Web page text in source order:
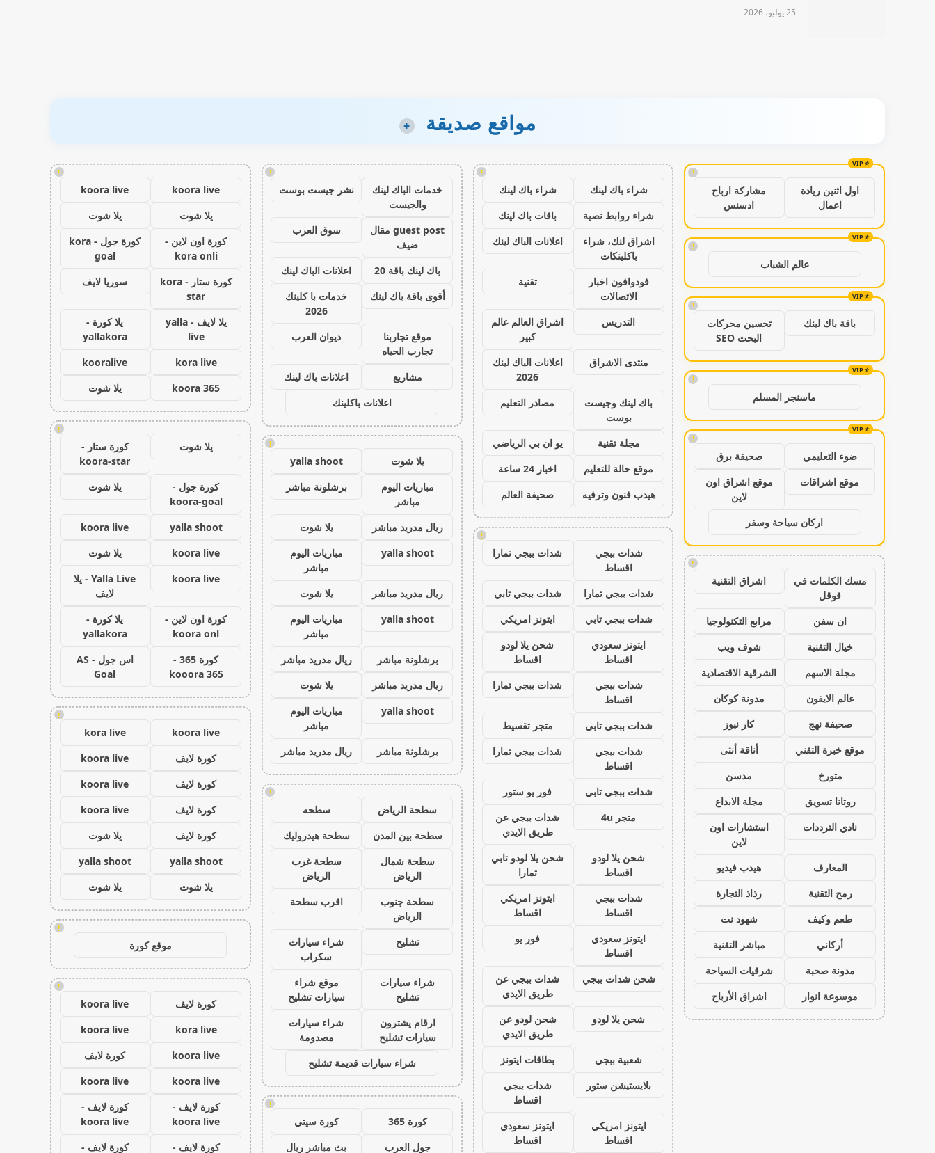
25 يوليو، 2026
مواقع صديقة +
!
اول اثنين ريادة
اعمال
مشاركة ارباح
ادسنس
!
عالم الشباب
!
باقة باك لينك
تحسين محركات
البحث SEO
!
ماسنجر المسلم
!
ضوء التعليمي
صحيفة برق
موقع اشراقات
موقع اشراق اون
لاين
اركان سياحة وسفر
!
مسك الكلمات في
قوقل
اشراق التقنية
ان سفن
مرابع التكنولوجيا
خيال التقنية
شوف ويب
مجلة الاسهم
الشرقية الاقتصادية
عالم الايفون
مدونة كوكان
صحيفة نهج
كار نيوز
موقع خبرة التقني
أناقة أنثى
متورخ
مدسن
روتانا تسويق
مجلة الابداع
نادي الترددات
استشارات اون
لاين
المعارف
هيدب فيديو
رمح التقنية
رذاذ التجارة
طعم وكيف
شهود نت
أركاني
مباشر التقنية
مدونة صحبة
شرقيات السياحة
موسوعة انوار
اشراق الأرباح
!
شراء باك لينك
شراء باك لينك
شراء روابط نصية
باقات باك لينك
اشراق لنك، شراء
باكلينكات
اعلانات الباك لينك
فودوافون اخبار
الاتصالات
تقنية
التدريس
اشراق العالم عالم
كبير
منتدى الاشراق
اعلانات الباك لينك
2026
باك لينك وجيست
بوست
مصادر التعليم
مجلة تقنية
يو ان بي الرياضي
موقع حالة للتعليم
اخبار 24 ساعة
هيدب فنون وترفيه
صحيفة العالم
!
شدات ببجي
اقساط
شدات ببجي تمارا
شدات ببجي تمارا
شدات ببجي تابي
شدات ببجي تابي
ايتونز امريكي
ايتونز سعودي
اقساط
شحن يلا لودو
اقساط
شدات ببجي
اقساط
شدات ببجي تمارا
شدات ببجي تابي
متجر تقسيط
شدات ببجي
اقساط
شدات ببجي تمارا
شدات ببجي تابي
فور يو ستور
متجر 4u
شدات ببجي عن
طريق الايدي
شحن يلا لودو
اقساط
شحن يلا لودو تابي
تمارا
شدات ببجي
اقساط
ايتونز امريكي
اقساط
ايتونز سعودي
اقساط
فور يو
شحن شدات ببجي
شدات ببجي عن
طريق الايدي
شحن يلا لودو
شحن لودو عن
طريق الايدي
شعبية ببجي
بطاقات ايتونز
بلايستيشن ستور
شدات ببجي
اقساط
ايتونز امريكي
اقساط
ايتونز سعودي
اقساط
!
خدمات الباك لينك
والجيست
نشر جيست بوست
guest post مقال
ضيف
سوق العرب
باك لينك باقة 20
اعلانات الباك لينك
أقوى باقة باك لينك
خدمات با كلينك
2026
موقع تجاربنا
تجارب الحياه
ديوان العرب
مشاريع
اعلانات باك لينك
اعلانات باكلينك
!
يلا شوت
yalla shoot
مباريات اليوم
مباشر
برشلونة مباشر
ريال مدريد مباشر
يلا شوت
yalla shoot
مباريات اليوم
مباشر
ريال مدريد مباشر
يلا شوت
yalla shoot
مباريات اليوم
مباشر
برشلونة مباشر
ريال مدريد مباشر
ريال مدريد مباشر
يلا شوت
yalla shoot
مباريات اليوم
مباشر
برشلونة مباشر
ريال مدريد مباشر
!
سطحة الرياض
سطحه
سطحة بين المدن
سطحة هيدروليك
سطحة شمال
الرياض
سطحة غرب
الرياض
سطحة جنوب
الرياض
اقرب سطحة
تشليح
شراء سيارات
سكراب
شراء سيارات
تشليح
موقع شراء
سيارات تشليح
ارقام يشترون
سيارات تشليح
شراء سيارات
مصدومة
شراء سيارات قديمة تشليح
!
كورة 365
كورة سيتي
جول العرب
بث مباشر ريال
!
koora live
koora live
يلا شوت
يلا شوت
كورة اون لاين -
kora onli
كورة جول - kora
goal
كورة ستار - kora
star
سوريا لايف
يلا لايف - yalla
live
يلا كورة -
yallakora
kora live
kooralive
koora 365
يلا شوت
!
يلا شوت
كورة ستار -
koora-star
كورة جول -
koora-goal
يلا شوت
yalla shoot
koora live
koora live
يلا شوت
koora live
Yalla Live - يلا
لايف
كورة اون لاين -
koora onl
يلا كورة -
yallakora
كورة 365 -
kooora 365
اس جول - AS
Goal
!
koora live
kora live
كورة لايف
koora live
كورة لايف
koora live
كورة لايف
koora live
كورة لايف
يلا شوت
yalla shoot
yalla shoot
يلا شوت
يلا شوت
!
موقع كورة
!
كورة لايف
koora live
kora live
koora live
koora live
كورة لايف
koora live
koora live
كورة لايف -
koora live
كورة لايف -
koora live
كورة لايف -
كورة لايف -